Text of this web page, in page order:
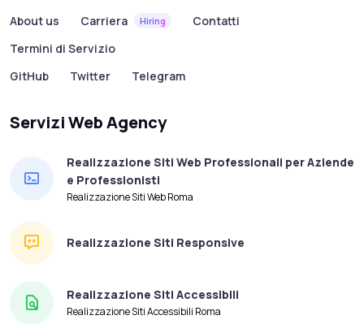
About us Carriera Hiring
Contatti
Termini di Servizio
GitHub
Twitter Telegram
Servizi Web Agency
Realizzazione Siti Web Professionali per Aziende
e Professionisti
Realizzazione Siti Web Roma
Realizzazione Siti Responsive
Realizzazione Siti Accessibili
Realizzazione Siti Accessibili Roma